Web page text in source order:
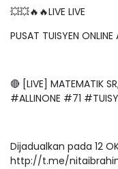
💥💥🔥🔥LIVE LIVE
PUSAT TUISYEN
🔴 [LIVE] MATEMATIK
#ALLINONE #71
Dijadualkan pada 12
http://t.me/